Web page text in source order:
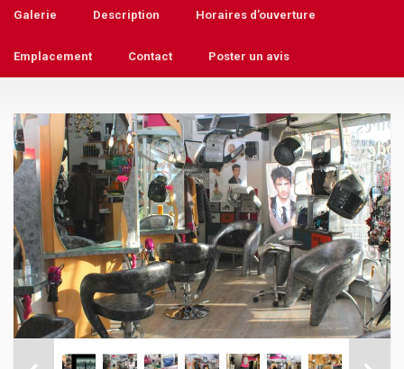
Galerie Description Horaires d’ouverture
Emplacement Contact Poster un avis